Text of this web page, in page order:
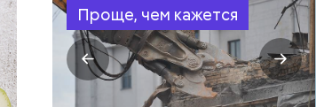
Проще, чем кажется